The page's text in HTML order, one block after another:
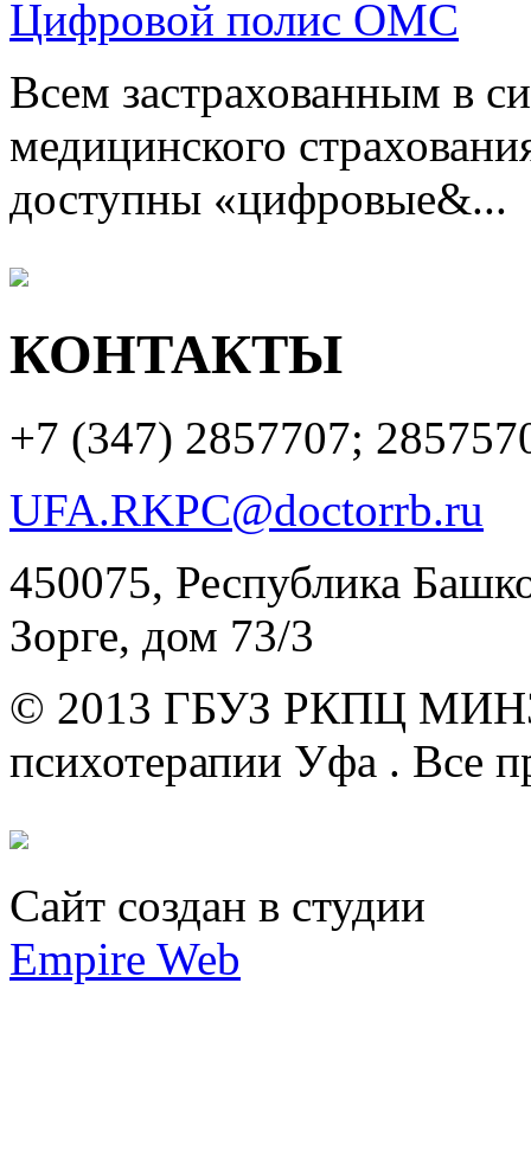
Цифровой полис ОМС
Всем застрахованным в
медицинского
доступны «цифровые&...
КОНТАКТЫ
+7 (347) 2857707;
UFA.RKPC@doctorrb.ru
450075, Республика
Зорге, дом 73/3
© 2013 ГБУЗ РКПЦ
психотерапии Уфа . Все
Сайт создан в студии
Empire Web